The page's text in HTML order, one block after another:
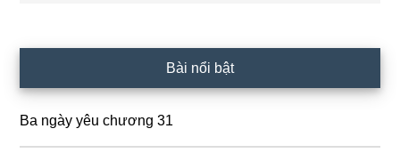
Sidebar
Bài nổi bật
Ba ngày yêu chương 31